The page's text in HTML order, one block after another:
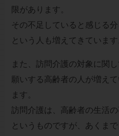
限があります。
その不足していると感じる
という人も増えてきています
また、訪問介護の対象に関
願いする高齢者の人が増え
ます。
訪問介護は、高齢者の生活
というものですが、あくま